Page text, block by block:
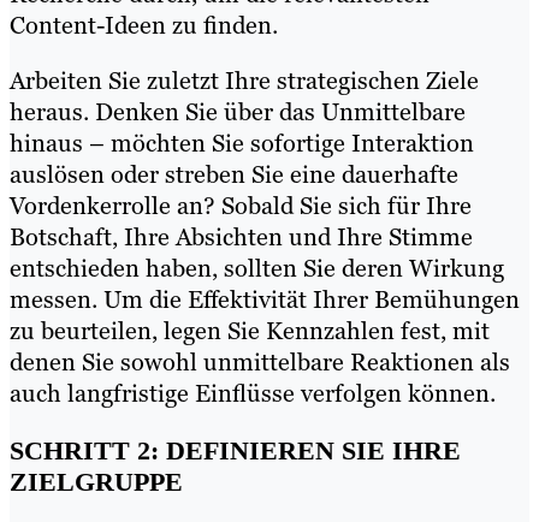
Content-Ideen zu finden.
Arbeiten Sie zuletzt Ihre strategischen Ziele
heraus. Denken Sie über das Unmittelbare
hinaus – möchten Sie sofortige Interaktion
auslösen oder streben Sie eine dauerhafte
Vordenkerrolle an? Sobald Sie sich für Ihre
Botschaft, Ihre Absichten und Ihre Stimme
entschieden haben, sollten Sie deren Wirkung
messen. Um die Effektivität Ihrer Bemühungen
zu beurteilen, legen Sie Kennzahlen fest, mit
denen Sie sowohl unmittelbare Reaktionen als
auch langfristige Einflüsse verfolgen können.
SCHRITT 2: DEFINIEREN SIE IHRE
ZIELGRUPPE